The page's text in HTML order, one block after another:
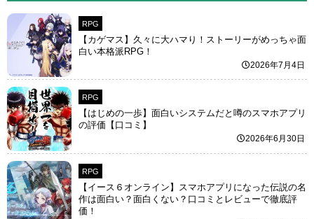
RPG
【カゲマス】久々に大ハマり！ストーリーがめっちゃ面
白い本格派RPG！
2026年7月4日
RPG
【はじめの一歩】面白いシステムだと噂のスマホアプリ
の評価【口コミ】
2026年6月30日
RPG
【イース６オンライン】スマホアプリになった伝説の名
作は面白い？面白くない？口コミとレビューで徹底評
価！